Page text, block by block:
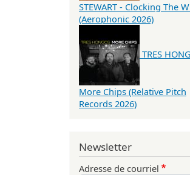
STEWART - Clocking The
(Aerophonic 2026)
TRES
More Chips (Relative Pitch
Records 2026)
Newsletter
Adresse de courriel